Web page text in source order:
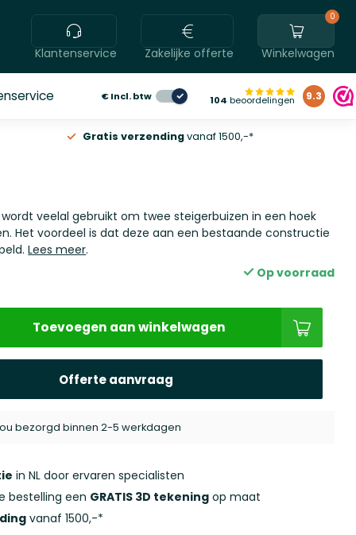
Klantenservice Zakelijke offerte
0
Winkelwagen
€Incl. btw 104 beoordelingen 9.3
Gratis verzendingvanaf 1500,-*
veelal gebruikt om twee steigerbuizen in een hoek
Het voordeel is dat deze aan een bestaande constructie
Lees meer.
Op voorraad
Toevoegen aan winkelwagen
Offerte aanvraag
bezorgd binnen 2-5 werkdagen
in NL door ervaren specialisten
bestelling een GRATIS 3D tekening op maat
vanaf 1500,-*